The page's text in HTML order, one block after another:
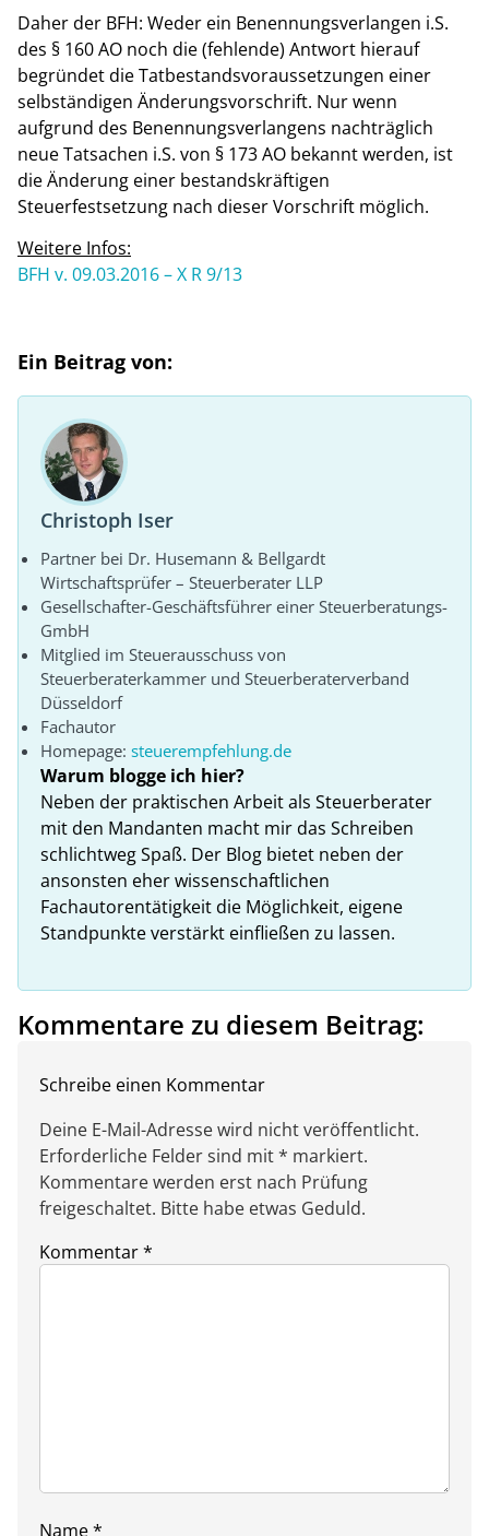
Daher der BFH: Weder ein Benennungsverlangen i.S.
des § 160 AO noch die (fehlende) Antwort hierauf
begründet die Tatbestandsvoraussetzungen einer
selbständigen Änderungsvorschrift. Nur wenn
aufgrund des Benennungsverlangens nachträglich
neue Tatsachen i.S. von § 173 AO bekannt werden, ist
die Änderung einer bestandskräftigen
Steuerfestsetzung nach dieser Vorschrift möglich.
Weitere Infos:
BFH v. 09.03.2016 – X R 9/13
Ein Beitrag von:
Christoph Iser
Partner bei Dr. Husemann & Bellgardt
Wirtschaftsprüfer – Steuerberater LLP
Gesellschafter-Geschäftsführer einer Steuerberatungs-
GmbH
Mitglied im Steuerausschuss von
Steuerberaterkammer und Steuerberaterverband
Düsseldorf
Fachautor
Homepage: steuerempfehlung.de
Warum blogge ich hier?
Neben der praktischen Arbeit als Steuerberater
mit den Mandanten macht mir das Schreiben
schlichtweg Spaß. Der Blog bietet neben der
ansonsten eher wissenschaftlichen
Fachautorentätigkeit die Möglichkeit, eigene
Standpunkte verstärkt einfließen zu lassen.
Kommentare zu diesem Beitrag:
Schreibe einen Kommentar
Deine E-Mail-Adresse wird nicht veröffentlicht.
Erforderliche Felder sind mit * markiert.
Kommentare werden erst nach Prüfung
freigeschaltet. Bitte habe etwas Geduld.
Kommentar*
Name*